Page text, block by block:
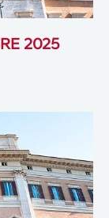
2025